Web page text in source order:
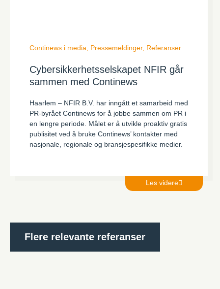
Continews i media Pressemeldinger, Referanser
Cybersikkerhetsselskapet NFIR går
sammen med Continews
Haarlem – NFIR B.V. har inngått et samarbeid med
PR-byrået Continews for å jobbe sammen om PR i
en lengre periode. Målet er å utvikle proaktiv gratis
publisitet ved å bruke Continews’ kontakter med
nasjonale, regionale og bransjespesifikke medier.
Les videre
Flere relevante referanser